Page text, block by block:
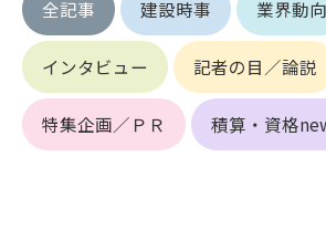
全記事 建設時事 業界動向
インタビュー 記者の目／論説
特集企画／ＰＲ 積算・資格
(1) 会員申し込みをした者が実在しなかった
(2) 本規約に違反した場合/li>
(3) 会員申し込みの際、申告事項に虚偽が
(4) 会員申込者が管理者所定の手続き通り
理を行わなかった場合
(5) その他管理者が会員とすることを不適当